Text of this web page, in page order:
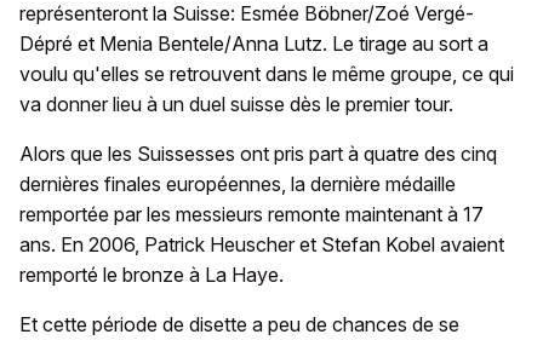
représenteront la Suisse: Esmée Böbner/Zoé Vergé-
Dépré et Menia Bentele/Anna Lutz. Le tirage au sort a
voulu qu'elles se retrouvent dans le même groupe, ce qui
va donner lieu à un duel suisse dès le premier tour.
Alors que les Suissesses ont pris part à quatre des cinq
dernières finales européennes, la dernière médaille
remportée par les messieurs remonte maintenant à 17
ans. En 2006, Patrick Heuscher et Stefan Kobel avaient
remporté le bronze à La Haye.
Et cette période de disette a peu de chances de se